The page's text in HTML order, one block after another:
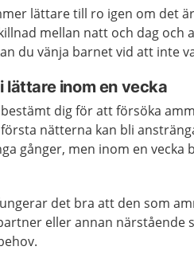
lättare till ro igen om det
mellan natt och dag och
du vänja barnet vid att inte
lättare inom en vecka
dig för att försöka
nätterna kan bli
gånger, men inom en
det bra att den som
eller annan närstående